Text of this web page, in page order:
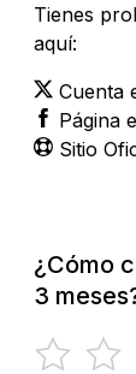
Tienes
aquí:
Cuenta
Página
Sitio
¿Cómo
3